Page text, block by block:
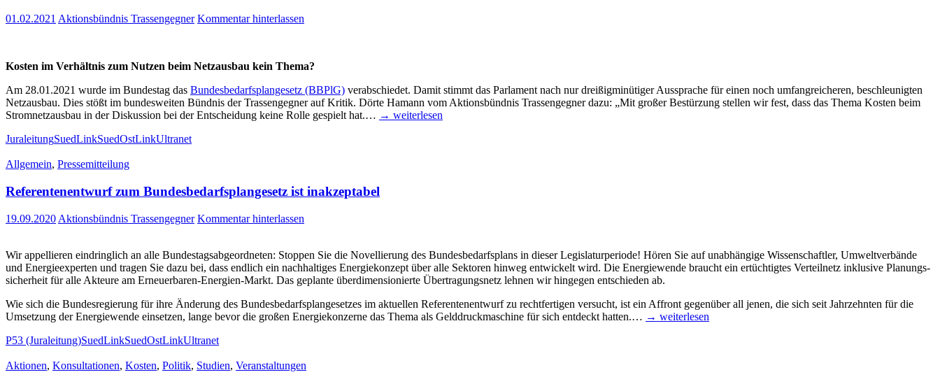
01.02.2021 Aktionsbündnis Trassengegner Kommentar hinterlassen
Kos­ten im Ver­hält­nis zum Nut­zen beim Netz­aus­bau kein Thema?
Am 28.01.2021 wur­de im Bun­des­tag das Bun­des­be­darfs­plan­ge­setz (BBPlG) ver­ab­schie­det. Damit stimmt das Par­la­ment nach nur drei­ßig­mi­nü­ti­ger Aus­spra­che für einen noch umfang­rei­che­ren, beschleu­nig­ten
Netz­aus­bau. Dies stößt im bun­des­wei­ten Bünd­nis der Tras­sen­geg­ner auf Kri­tik. Dör­te Hamann vom Akti­ons­bünd­nis Tras­sen­geg­ner dazu: „Mit gro­ßer Bestür­zung stel­len wir fest, dass das The­ma Kos­ten beim
Strom­netz­aus­bau in der Dis­kus­si­on bei der Ent­schei­dung kei­ne Rol­le gespielt hat.… → wei­ter­le­sen
JuraleitungSuedLinkSuedOstLinkUltranet
Allgemein, Pressemitteilung
Refe­ren­ten­ent­wurf zum Bun­des­be­darfs­plan­ge­setz ist inakzeptabel
19.09.2020 Aktionsbündnis Trassengegner Kommentar hinterlassen
Wir appel­lie­ren ein­dring­lich an alle Bun­des­tags­ab­ge­ord­ne­ten: Stop­pen Sie die Novel­lie­rung des Bun­des­be­darfs­plans in die­ser Legis­la­tur­pe­ri­ode! Hören Sie auf unab­hän­gi­ge Wis­sen­schaft­ler, Umwelt­ver­bän­de
und Ener­gie­ex­per­ten und tra­gen Sie dazu bei, dass end­lich ein nach­hal­ti­ges Ener­gie­kon­zept über alle Sek­to­ren hin­weg ent­wi­ckelt wird. Die Ener­gie­wen­de braucht ein ertüch­tig­tes Ver­teil­netz inklu­si­ve Pla­nungs­
si­cher­heit für alle Akteu­re am Erneu­er­­ba­­ren-Ener­­gien-Markt. Das geplan­te über­di­men­sio­nier­te Über­tra­gungs­netz leh­nen wir hin­ge­gen ent­schie­den ab.
Wie sich die Bun­des­re­gie­rung für ihre Ände­rung des Bun­des­be­darfs­plan­ge­set­zes im aktu­el­len Refe­ren­ten­ent­wurf zu recht­fer­ti­gen ver­sucht, ist ein Affront gegen­über all jenen, die sich seit Jahr­zehn­ten für die
Umset­zung der Ener­gie­wen­de ein­set­zen, lan­ge bevor die gro­ßen Ener­gie­kon­zer­ne das The­ma als Geld­druck­ma­schi­ne für sich ent­deckt hat­ten.… → wei­ter­le­sen
P53 (Juraleitung)SuedLinkSuedOstLinkUltranet
Aktionen, Konsultationen, Kosten, Politik, Studien, Veranstaltungen